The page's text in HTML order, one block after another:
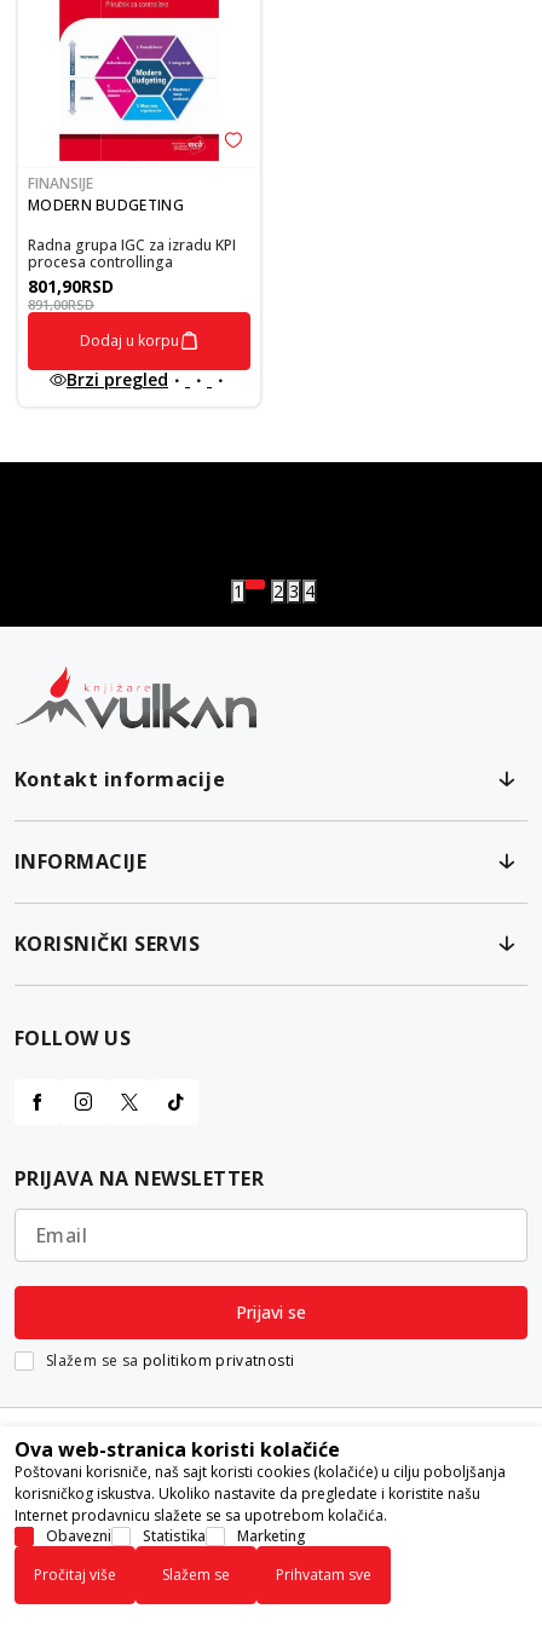
FINANSIJE
MODERN BUDGETING
Radna grupa IGC za izradu KPI
procesa controllinga
801,90RSD
891,00RSD
Dodaj u korpu
Brzi pregled
1 2 3 4
Kontakt informacije
INFORMACIJE
KORISNIČKI SERVIS
FOLLOW US
PRIJAVA NA NEWSLETTER
Email
Prijavi se
Slažem se sa politikom privatnosti
Nastojimo da budemo što precizniji u opisu proizvoda, prikazu slika i
samih cena, ali ne možemo garantovati da su sve informacije kompletne i
bez grešaka. Svi artikli prikazani na sajtu su deo naše ponude i ne
podrazumeva da su dostupni u svakom trenutku.
Ova web-stranica koristi kolačiće
Poštovani korisniče, naš sajt koristi cookies (kolačiće) u cilju poboljšanja
korisničkog iskustva. Ukoliko nastavite da pregledate i koristite našu
Internet prodavnicu slažete se sa upotrebom kolačića.
Obavezni
Statistika
Marketing
Pročitaj više
Slažem se Prihvatam sve